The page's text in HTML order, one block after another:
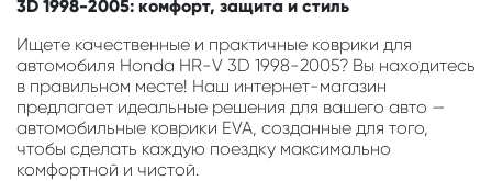
3D 1998-2005: комфорт, защита и стиль
Ищете качественные и практичные коврики для
автомобиля Honda HR-V 3D 1998-2005? Вы находитесь
в правильном месте! Наш интернет-магазин
предлагает идеальные решения для вашего авто —
автомобильные коврики EVA, созданные для того,
чтобы сделать каждую поездку максимально
комфортной и чистой.